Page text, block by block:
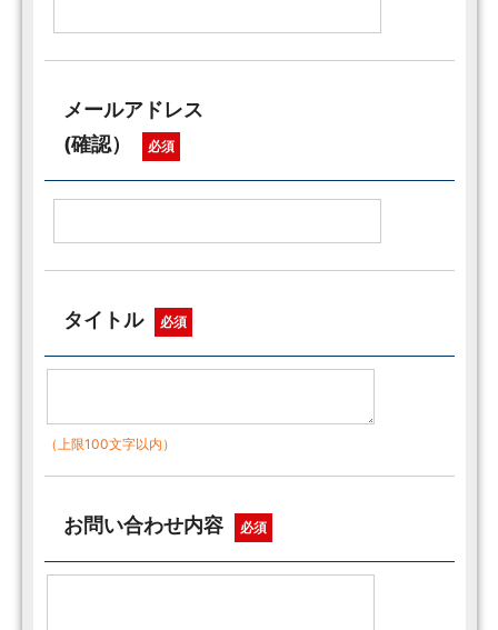
メールアドレス
(確認）
必須
タイトル 必須
（上限100文字以内）
お問い合わせ内容 必須